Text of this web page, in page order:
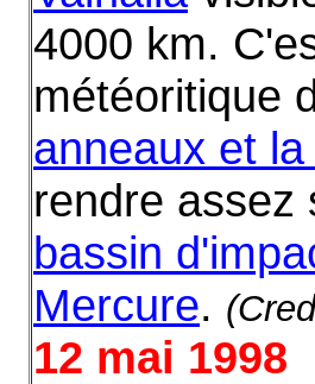
4000 km.
météoritique
anneaux et
rendre assez
bassin
Mercure.
12 mai 1998